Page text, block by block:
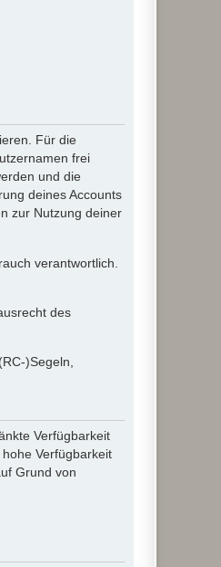
Für die
frei
und die
deines Accounts
zur Nutzung deiner
verantwortlich.
des
)Segeln,
Verfügbarkeit
Verfügbarkeit
Grund von